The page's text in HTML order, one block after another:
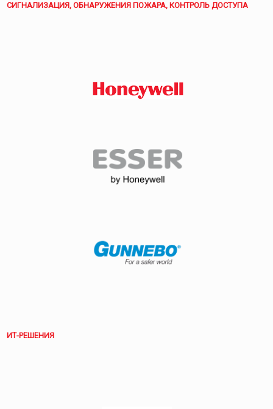
СИГНАЛИЗАЦИЯ, ОБНАРУЖЕНИЯ ПОЖАРА, КОНТРОЛЬ ДОСТУПА
ИТ-РЕШЕНИЯ